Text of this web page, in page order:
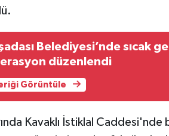
Belediyesi’nde sıcak
düzenlendi
Görüntüle
Kavaklı İstiklal Caddesi'nde